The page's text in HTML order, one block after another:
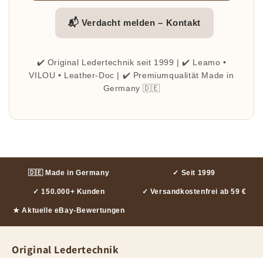
📬 Verdacht melden – Kontakt
✔️ Original Ledertechnik seit 1999 | ✔️ Leamo •
VILOU • Leather-Doc | ✔️ Premiumqualität Made in
Germany 🇩🇪
🇩🇪 Made in Germany ✓ Seit 1999
✓ 150.000+ Kunden ✓ Versandkostenfrei ab 59 €
★ Aktuelle eBay-Bewertungen
Original Ledertechnik